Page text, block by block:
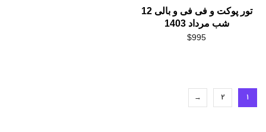
تور پوکت و فی فی و بالی 12
شب مرداد 1403
$995
1
2
→